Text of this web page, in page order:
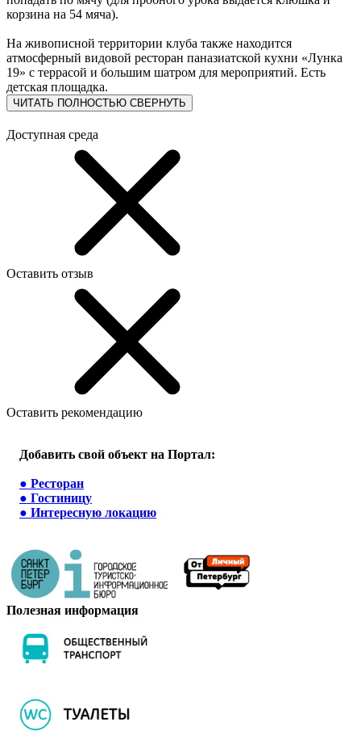
корзина на 54 мяча).
На живописной территории клуба также находится
атмосферный видовой ресторан паназиатской кухни «Лунка
19» с террасой и большим шатром для мероприятий. Есть
детская площадка.
ЧИТАТЬ ПОЛНОСТЬЮ СВЕРНУТЬ
Доступная среда
Оставить отзыв
Оставить рекомендацию
Добавить свой объект на Портал:
● Ресторан
● Гостиницу
● Интересную локацию
Полезная информация